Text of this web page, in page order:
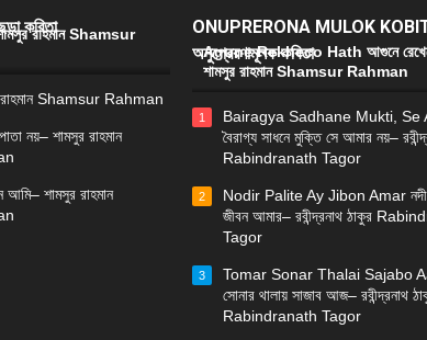
কবিতা
রাহমান Shamsur
Shamsur Rahman
নয়– শামসুর রাহমান
শামসুর রাহমান
ONUPRERONA MULOK
অনুপ্রেরণামূলক কবিতা
Agune Rekheco Hath আগুনে
শামসুর রাহমান Shamsur Rahman
1
Bairagya Sadhane Mukti, Se
বৈরাগ্য সাধনে মুক্তি সে আমার নয়–
Rabindranath Tagor
2
Nodir Palite Ay Jibon Amar
জীবন আমার– রবীন্দ্রনাথ ঠাকুর
Tagor
3
Tomar Sonar Thalai Sajabo
সোনার থালায় সাজাব আজ– রবীন্দ্রনাথ
Rabindranath Tagor